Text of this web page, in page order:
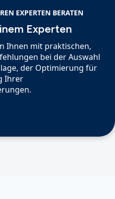
EXPERTEN BERATEN
Experten
Ihnen mit praktischen,
bei der Auswahl
der Optimierung für
Ihrer